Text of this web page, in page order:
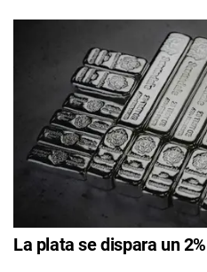
La plata se dispara un